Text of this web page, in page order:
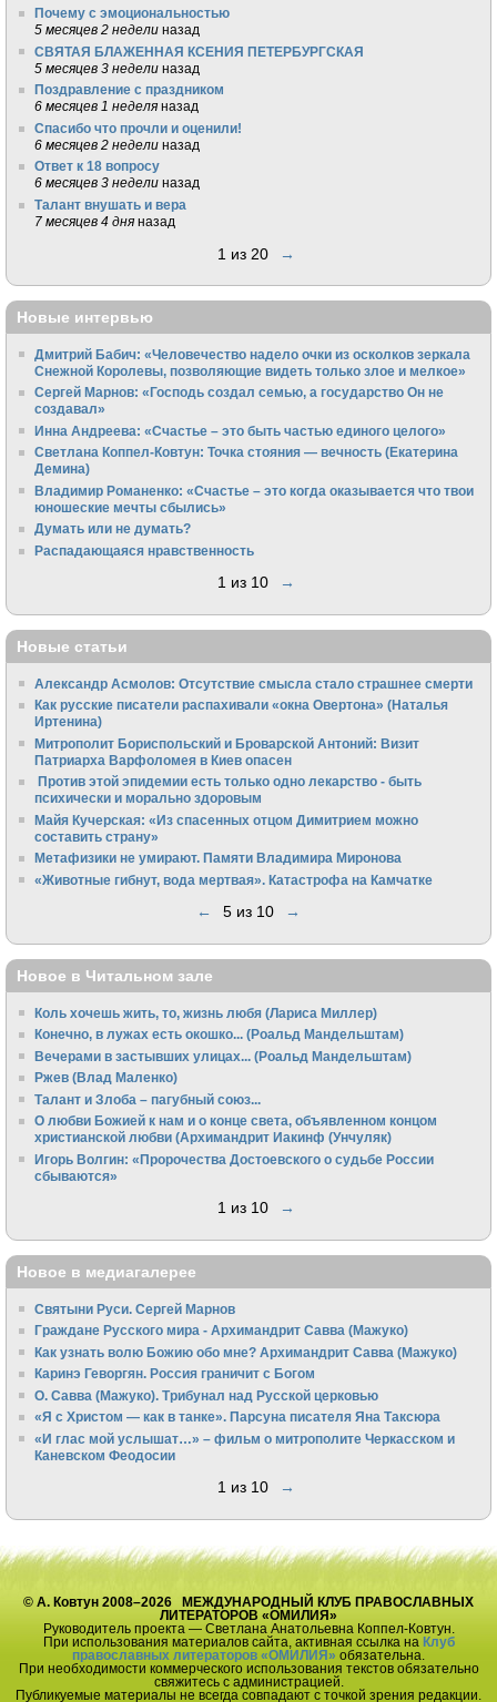
Почему с эмоциональностью
5 месяцев 2 недели назад
СВЯТАЯ БЛАЖЕННАЯ КСЕНИЯ ПЕТЕРБУРГСКАЯ
5 месяцев 3 недели назад
Поздравление с праздником
6 месяцев 1 неделя назад
Спасибо что прочли и оценили!
6 месяцев 2 недели назад
Ответ к 18 вопросу
6 месяцев 3 недели назад
Талант внушать и вера
7 месяцев 4 дня назад
1 из 20 →
Новые интервью
Дмитрий Бабич: «Человечество надело очки из осколков зеркала
Снежной Королевы, позволяющие видеть только злое и мелкое»
Сергей Марнов: «Господь создал семью, а государство Он не
создавал»
Инна Андреева: «Счастье – это быть частью единого целого»
Светлана Коппел-Ковтун: Точка стояния — вечность (Екатерина
Демина)
Владимир Романенко: «Счастье – это когда оказывается что твои
юношеские мечты сбылись»
Думать или не думать?
Распадающаяся нравственность
1 из 10 →
Новые статьи
Александр Асмолов: Отсутствие смысла стало страшнее смерти
Как русские писатели распахивали «окна Овертона» (Наталья
Иртенина)
Митрополит Бориспольский и Броварской Антоний: Визит
Патриарха Варфоломея в Киев опасен
Против этой эпидемии есть только одно лекарство - быть
психически и морально здоровым
Майя Кучерская: «Из спасенных отцом Димитрием можно
составить страну»
Метафизики не умирают. Памяти Владимира Миронова
«Животные гибнут, вода мертвая». Катастрофа на Камчатке
← 5 из 10 →
Новое в Читальном зале
Коль хочешь жить, то, жизнь любя (Лариса Миллер)
Конечно, в лужах есть окошко... (Роальд Мандельштам)
Вечерами в застывших улицах... (Роальд Мандельштам)
Ржев (Влад Маленко)
Талант и Злоба – пагубный союз...
О любви Божией к нам и о конце света, объявленном концом
христианской любви (Архимандрит Иакинф (Унчуляк)
Игорь Волгин: «Пророчества Достоевского о судьбе России
сбываются»
1 из 10 →
Новое в медиагалерее
Святыни Руси. Сергей Марнов
Граждане Русского мира - Архимандрит Савва (Мажуко)
Как узнать волю Божию обо мне? Архимандрит Савва (Мажуко)
Каринэ Геворгян. Россия граничит с Богом
О. Савва (Мажуко). Трибунал над Русской церковью
«Я с Христом — как в танке». Парсуна писателя Яна Таксюра
«И глас мой услышат…» – фильм о митрополите Черкасском и
Каневском Феодосии
1 из 10 →
© А. Ковтун 2008–2026 МЕЖДУНАРОДНЫЙ КЛУБ ПРАВОСЛАВНЫХ
ЛИТЕРАТОРОВ «ОМИЛИЯ»
Руководитель проекта — Светлана Анатольевна Коппел-Ковтун.
При использования материалов сайта, активная ссылка на Клуб
православных литераторов «ОМИЛИЯ» обязательна.
При необходимости коммерческого использования текстов обязательно
свяжитесь с администрацией.
Публикуемые материалы не всегда совпадают с точкой зрения редакции.